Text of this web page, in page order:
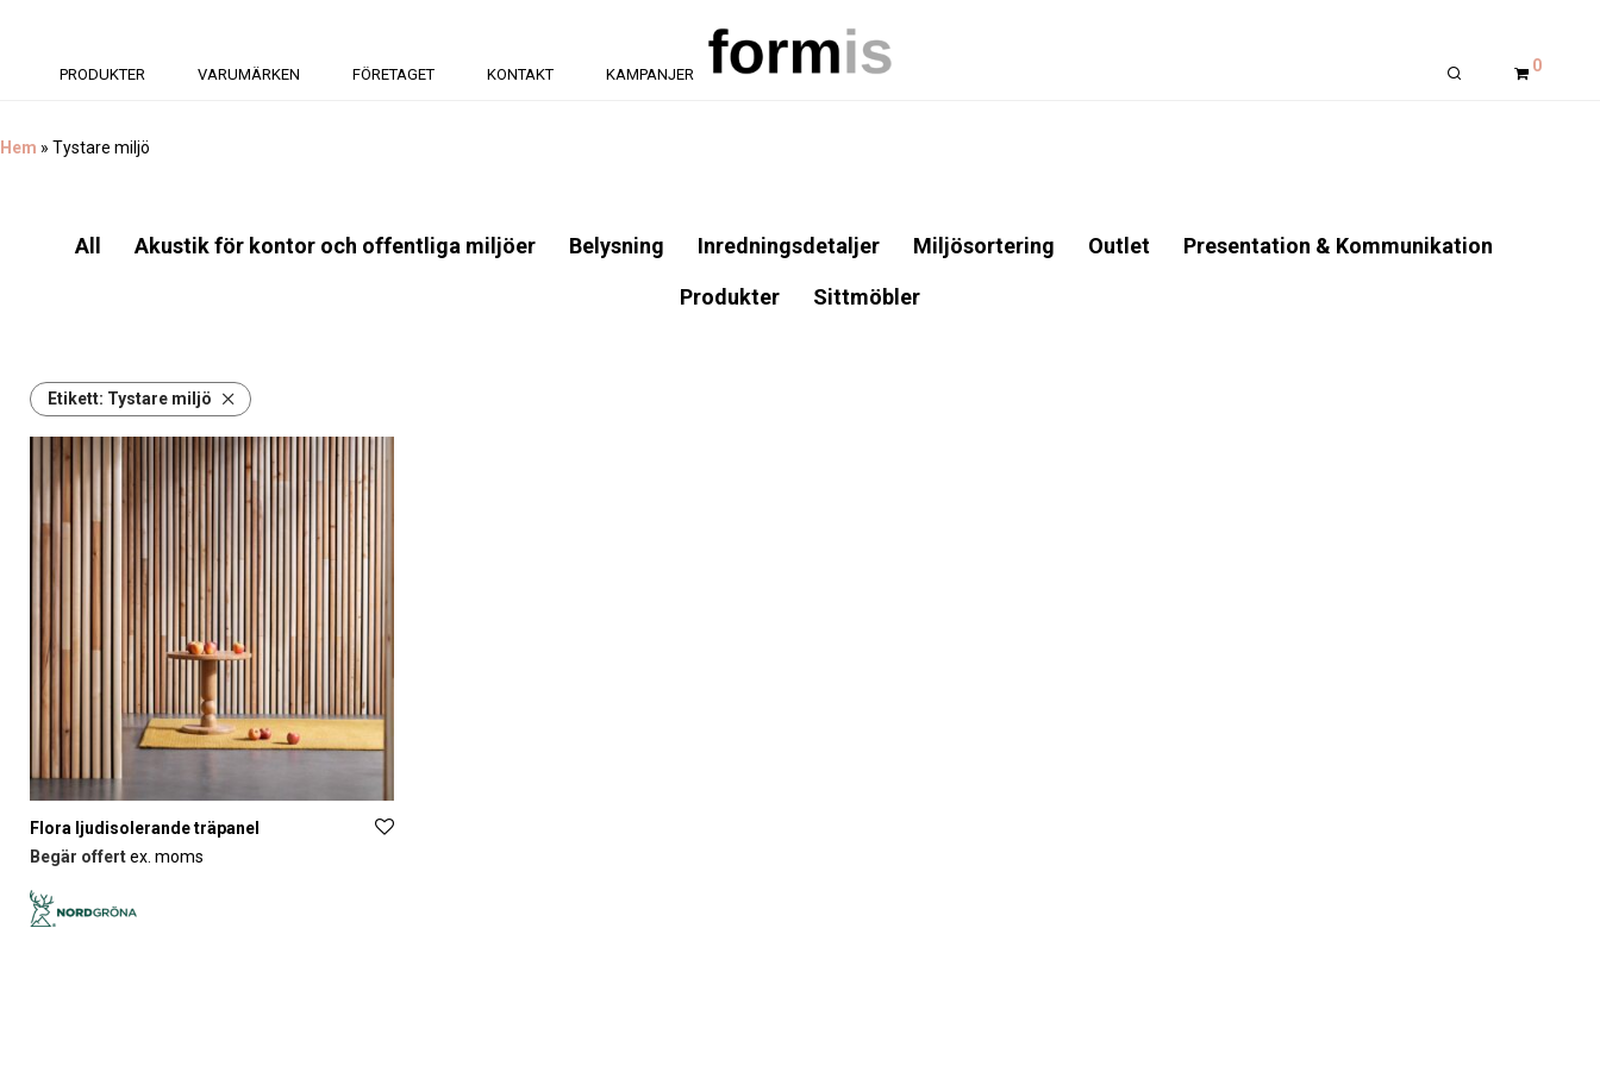
PRODUKTER VARUMÄRKEN FÖRETAGET KONTAKT KAMPANJER 0
Hem » Tystare miljö
All Akustik för kontor och offentliga miljöer Belysning Inredningsdetaljer Miljösortering Outlet Presentation & Kommunikation
Produkter Sittmöbler
Etikett: Tystare miljö
Flora ljudisolerande träpanel
Begär offertex. moms